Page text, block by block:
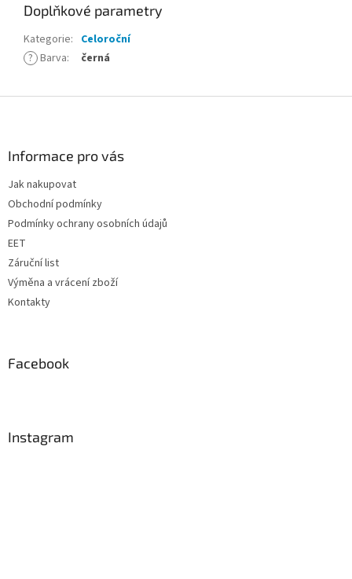
Doplňkové parametry
Kategorie: Celoroční
? Barva: černá
Informace pro vás
Jak nakupovat
Obchodní podmínky
Podmínky ochrany osobních údajů
EET
Záruční list
Výměna a vrácení zboží
Kontakty
Facebook
Instagram